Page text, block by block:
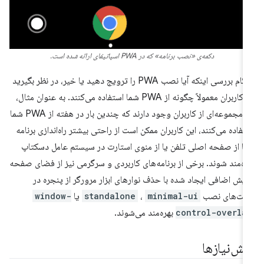
دکمه‌ی «نصب برنامه» که در PWA اسپاتیفای ارائه شده است.
هنگام بررسی اینکه آیا نصب PWA را ترویج دهید یا خیر، در نظر بگیرید
که کاربران معمولاً چگونه از PWA شما استفاده می‌کنند. به عنوان مثال،
اگر مجموعه‌ای از کاربران وجود دارند که چندین بار در هفته از PWA شما
می‌کنند، این کاربران ممکن است از راحتی بیشتر راه‌اندازی برنامه
از صفحه اصلی تلفن یا از منوی استارت در سیستم عامل دسکتاپ
شوند. برخی از برنامه‌های کاربردی و سرگرمی نیز از فضای صفحه
اضافی ایجاد شده با حذف نوارهای ابزار مرورگر از پنجره در
نصب
standalone ، minimal-ui یاwindow-
control-بهره‌مند می‌شوند.